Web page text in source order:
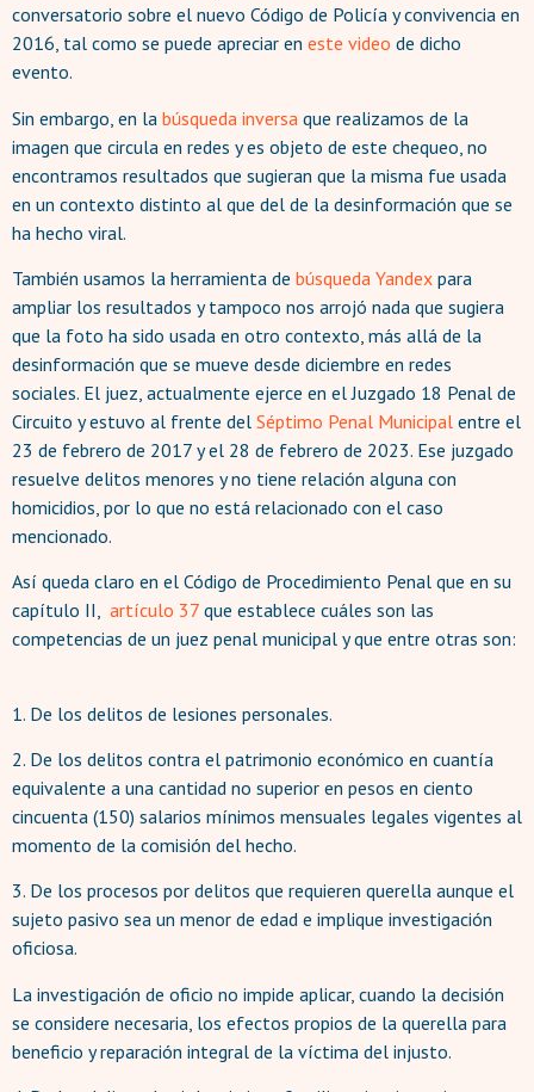
conversatorio sobre el nuevo Código de Policía y convivencia en
2016, tal como se puede apreciar en este video de dicho
evento.
Sin embargo, en la búsqueda inversa que realizamos de la
imagen que circula en redes y es objeto de este chequeo, no
encontramos resultados que sugieran que la misma fue usada
en un contexto distinto al que del de la desinformación que se
ha hecho viral.
También usamos la herramienta de búsqueda Yandex para
ampliar los resultados y tampoco nos arrojó nada que sugiera
que la foto ha sido usada en otro contexto, más allá de la
desinformación que se mueve desde diciembre en redes
sociales. El juez, actualmente ejerce en el Juzgado 18 Penal de
Circuito y estuvo al frente del Séptimo Penal Municipal entre el
23 de febrero de 2017 y el 28 de febrero de 2023. Ese juzgado
resuelve delitos menores y no tiene relación alguna con
homicidios, por lo que no está relacionado con el caso
mencionado.
Así queda claro en el Código de Procedimiento Penal que en su
capítulo II, artículo 37 que establece cuáles son las
competencias de un juez penal municipal y que entre otras son:
1. De los delitos de lesiones personales.
2. De los delitos contra el patrimonio económico en cuantía
equivalente a una cantidad no superior en pesos en ciento
cincuenta (150) salarios mínimos mensuales legales vigentes al
momento de la comisión del hecho.
3. De los procesos por delitos que requieren querella aunque el
sujeto pasivo sea un menor de edad e implique investigación
oficiosa.
La investigación de oficio no impide aplicar, cuando la decisión
se considere necesaria, los efectos propios de la querella para
beneficio y reparación integral de la víctima del injusto.